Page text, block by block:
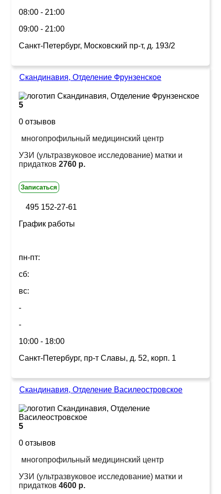
08:00 - 21:00
09:00 - 21:00
Санкт-Петербург, Московский пр-т, д. 193/2
Скандинавия, Отделение Фрунзенское
5
0 отзывов
многопрофильный медицинский центр
УЗИ (ультразвуковое исследование) матки и
придатков 2760 р.
Записаться
495 152-27-61
График работы
пн-пт:
сб:
вс:
-
-
10:00 - 18:00
Санкт-Петербург, пр-т Славы, д. 52, корп. 1
Скандинавия, Отделение Василеостровское
5
0 отзывов
многопрофильный медицинский центр
УЗИ (ультразвуковое исследование) матки и
придатков 4600 р.